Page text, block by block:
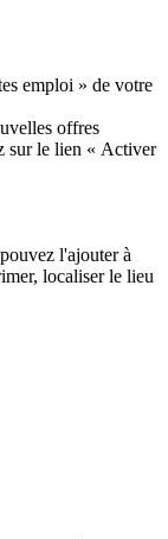
emploi » de votre
offres
sur le lien « Activer
l'ajouter à
localiser le lieu